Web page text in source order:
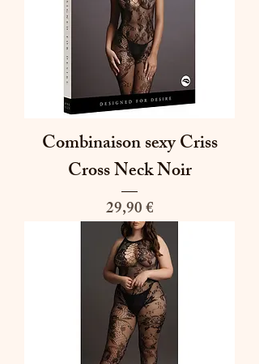
Combinaison sexy Criss
Cross Neck Noir
Prix
29,90 €